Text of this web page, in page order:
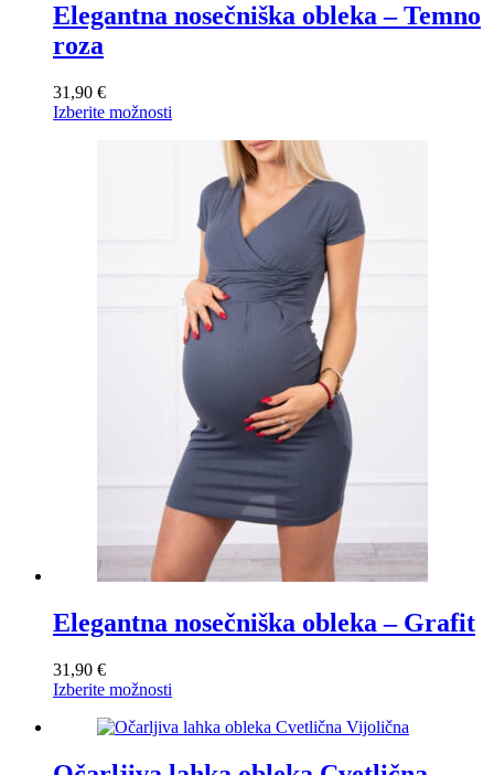
Elegantna nosečniška obleka – Temno
roza
31,90 €
Izberite možnosti
različic.
Možnosti
lahko
izberete
strani
izdelka
Elegantna nosečniška obleka – Grafit
31,90 €
Izberite možnosti
ima
različic.